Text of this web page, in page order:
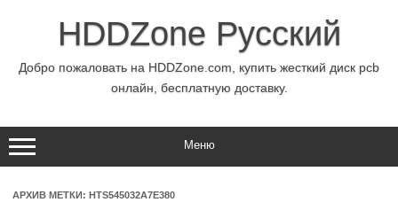
содержимомуHDDZone Русский
Добро пожаловать на HDDZone.com, купить жесткий диск pcb
онлайн, бесплатную доставку.
Меню
АРХИВ МЕТКИ: HTS545032A7E380